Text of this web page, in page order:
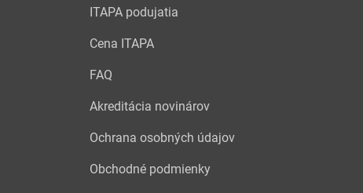
ITAPA podujatia
Cena ITAPA
FAQ
Akreditácia novinárov
Ochrana osobných údajov
Obchodné podmienky